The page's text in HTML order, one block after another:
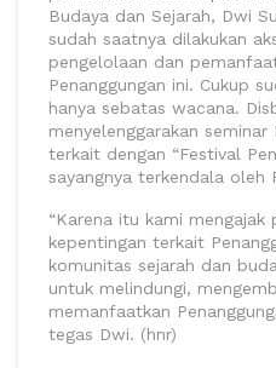
Budaya dan Sejarah, Dwi
sudah saatnya dilakukan
pengelolaan dan
Penanggungan ini. Cukup
hanya sebatas wacana.
menyelenggarakan
terkait dengan “Festival
sayangnya terkendala oleh
“Karena itu kami mengajak
kepentingan terkait
komunitas sejarah dan
untuk melindungi,
memanfaatkan
tegas Dwi. (hnr)